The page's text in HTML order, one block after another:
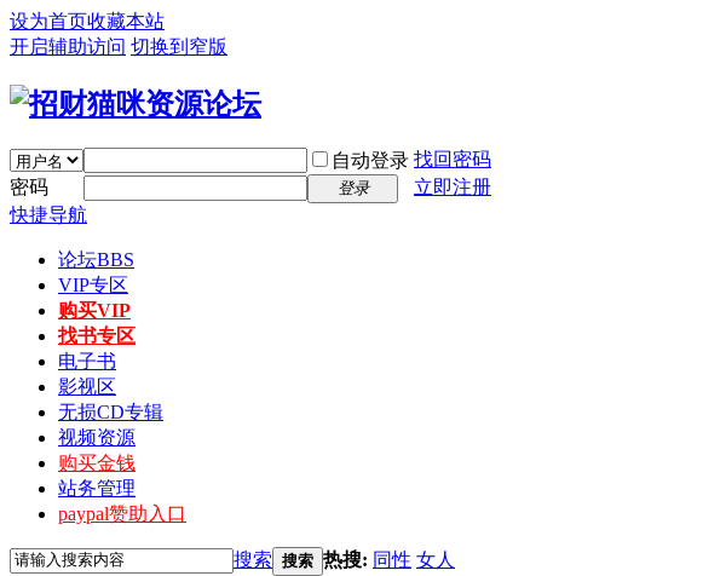
设为首页收藏本站
开启辅助访问 切换到窄版
自动登录 找回密码
密码
登录
立即注册
快捷导航
论坛BBS
VIP专区
购买VIP
找书专区
电子书
影视区
无损CD专辑
视频资源
购买金钱
站务管理
paypal赞助入口
搜索 搜索 热搜: 同性 女人